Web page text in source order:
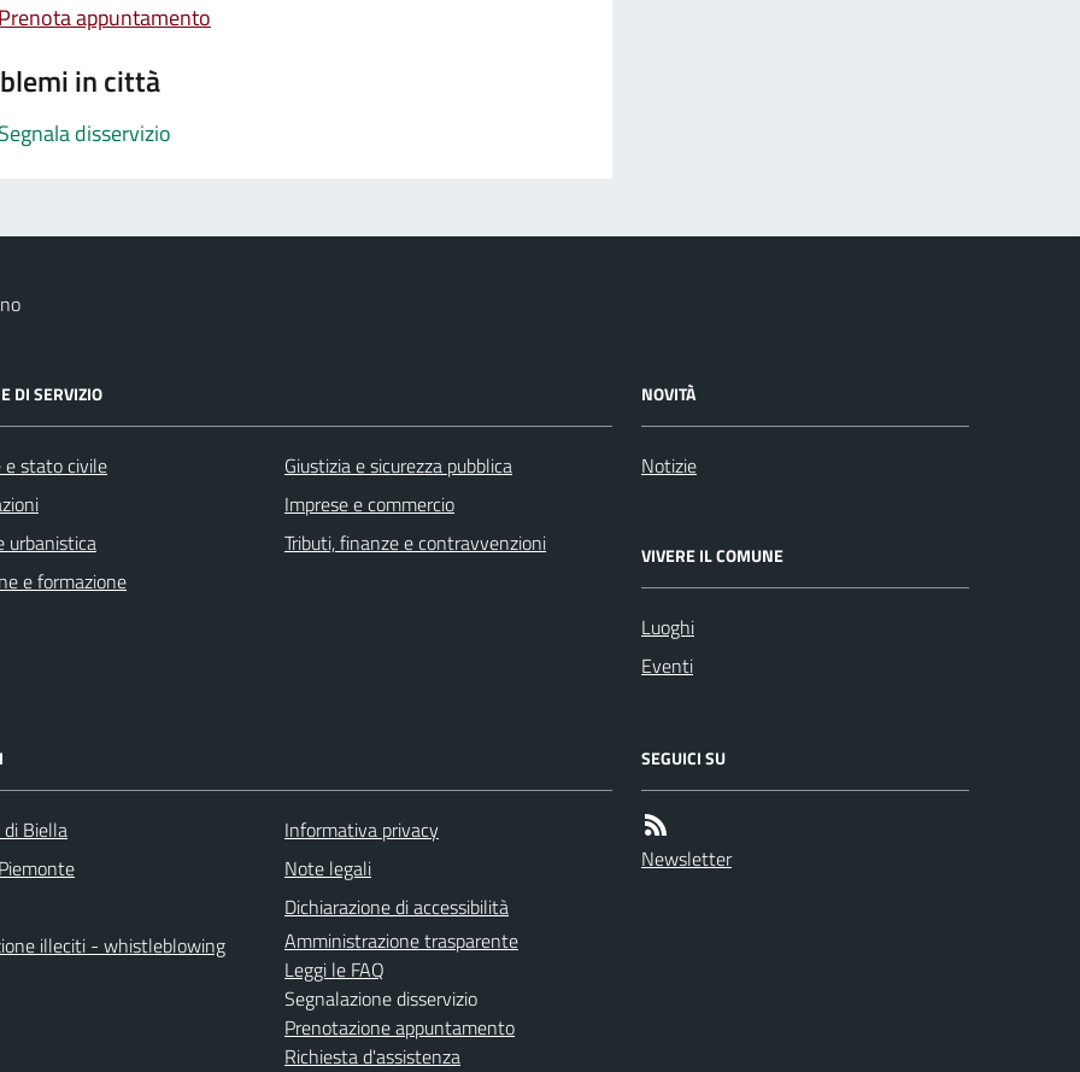
Prenota appuntamento
in città
Segnala disservizio
DI SERVIZIO
e stato civile
urbanistica
e formazione
Giustizia e sicurezza pubblica
Imprese e commercio
Tributi, finanze e contravvenzioni
NOVITÀ
Notizie
VIVERE IL COMUNE
Luoghi
Eventi
Biella
illeciti - whistleblowing
Informativa privacy
Note legali
Dichiarazione di accessibilità
Amministrazione trasparente
Leggi le FAQ
Segnalazione disservizio
Prenotazione appuntamento
Richiesta d'assistenza
SEGUICI SU
Newsletter